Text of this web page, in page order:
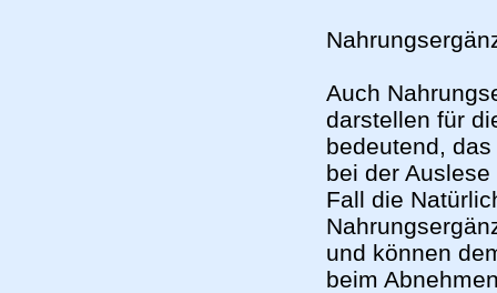
Auch
darstellen für
bedeutend,
bei der
Fall die
und können
beim